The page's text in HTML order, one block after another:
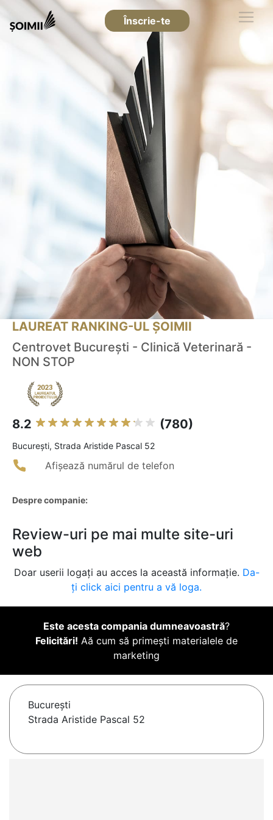
Înscrie-te
LAUREAT RANKING-UL ȘOIMII
Centrovet Bucureşti - Clinică Veterinară -
NON STOP
8.2 (780)
Bucureşti, Strada Aristide Pascal 52
Afișează numărul de telefon
Despre companie:
Review-uri pe mai multe site-uri
web
Doar userii logați au acces la această informație. Da-
ți click aici pentru a vă loga.
Este acesta compania dumneavoastră?
Felicitări! Aă cum să primești materialele de
marketing
Bucureşti
Strada Aristide Pascal 52